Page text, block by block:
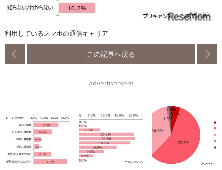
利用しているスマホの通信キャリア
この記事へ戻る
advertisement